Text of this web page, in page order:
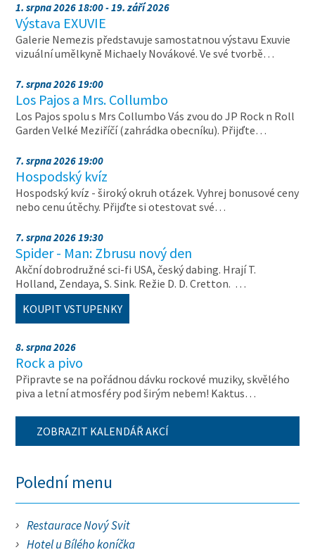
1. srpna 2026 18:00 - 19. září 2026
Výstava EXUVIE
Galerie Nemezis představuje samostatnou výstavu Exuvie
vizuální umělkyně Michaely Novákové. Ve své tvorbě…
7. srpna 2026 19:00
Los Pajos a Mrs. Collumbo
Los Pajos spolu s Mrs Collumbo Vás zvou do JP Rock n Roll
Garden Velké Meziříčí (zahrádka obecníku). Přijďte…
7. srpna 2026 19:00
Hospodský kvíz
Hospodský kvíz - široký okruh otázek. Vyhrej bonusové ceny
nebo cenu útěchy. Přijďte si otestovat své…
7. srpna 2026 19:30
Spider - Man: Zbrusu nový den
Akční dobrodružné sci-fi USA, český dabing. Hrají T.
Holland, Zendaya, S. Sink. Režie D. D. Cretton. …
KOUPIT VSTUPENKY
8. srpna 2026
Rock a pivo
Připravte se na pořádnou dávku rockové muziky, skvělého
piva a letní atmosféry pod širým nebem! Kaktus…
ZOBRAZIT KALENDÁŘ AKCÍ
Polední menu
Restaurace Nový Svit
Hotel u Bílého koníčka